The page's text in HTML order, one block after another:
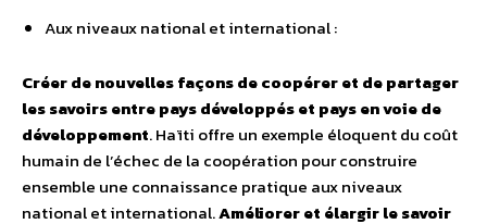
Aux niveaux national et international :
Créer de nouvelles façons de coopérer et de partager
les savoirs entre pays développés et pays en voie de
développement. Haïti offre un exemple éloquent du coût
humain de l’échec de la coopération pour construire
ensemble une connaissance pratique aux niveaux
national et international.Améliorer et élargir le savoir